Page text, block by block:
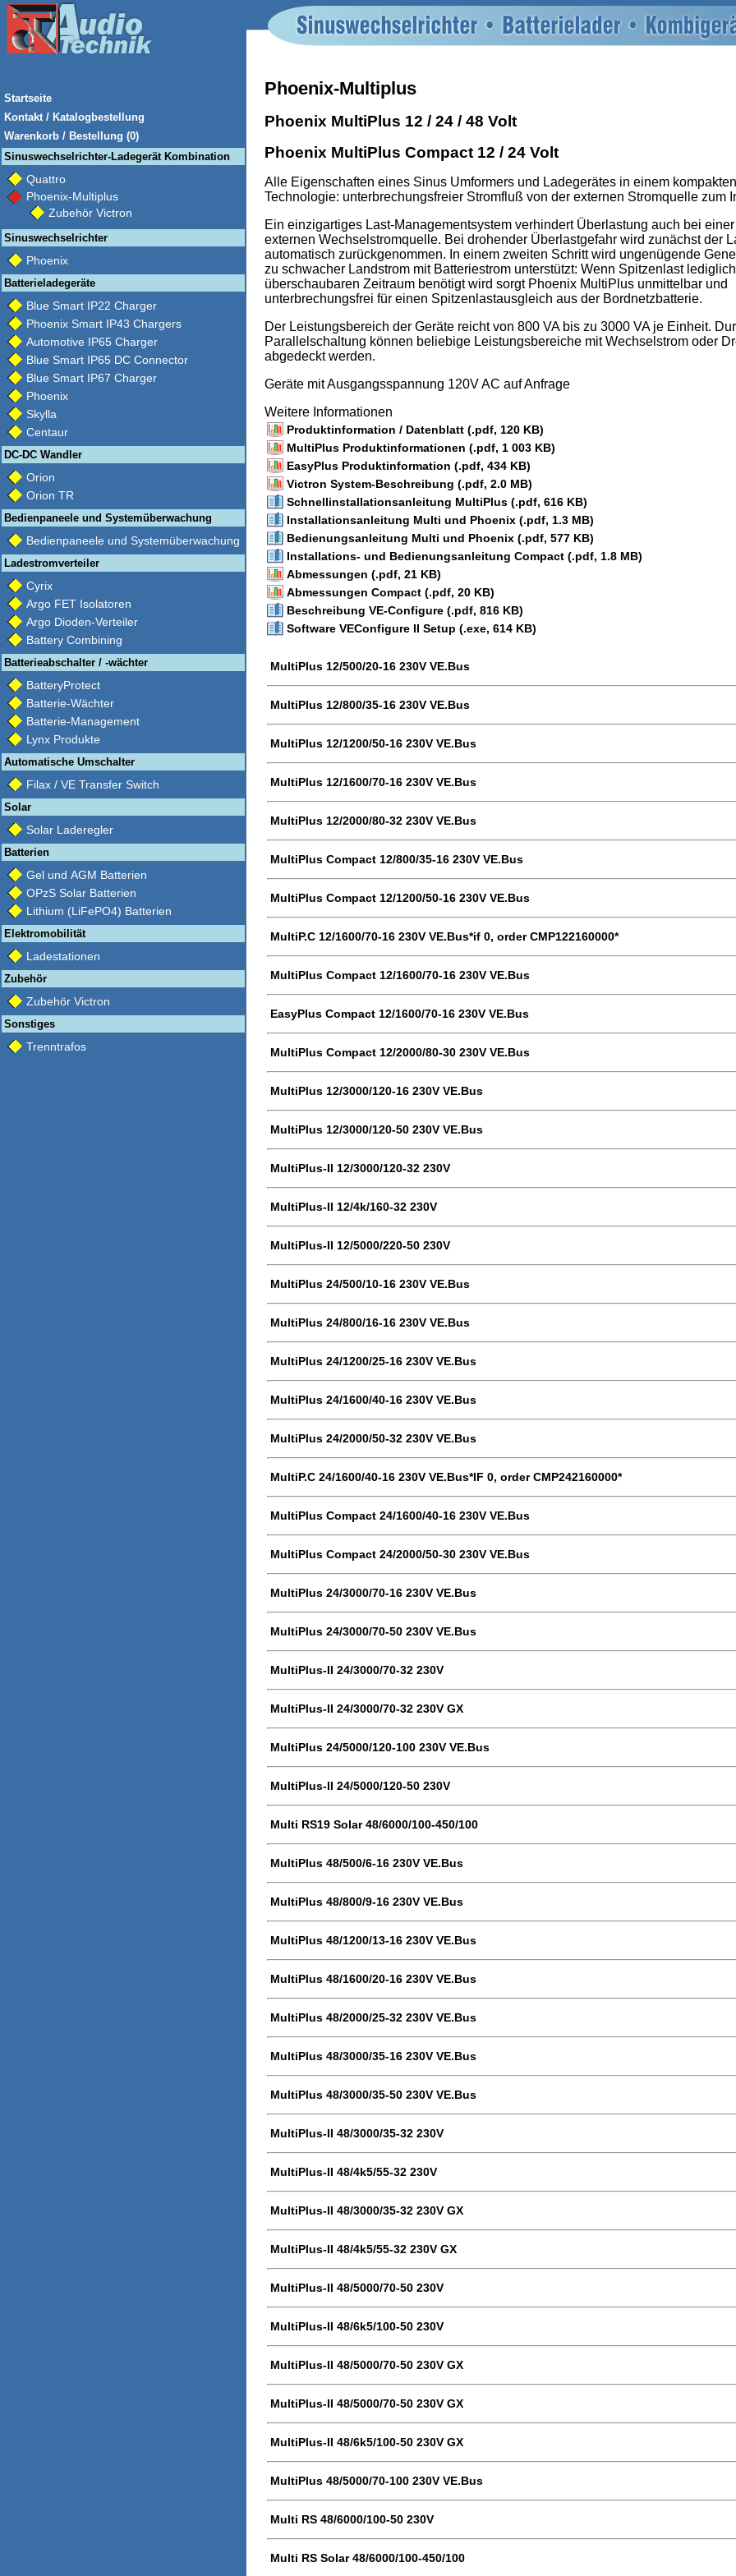
Startseite
Kontakt / Katalogbestellung
Warenkorb / Bestellung (0)
Sinuswechselrichter-Ladegerät Kombination
Quattro
Phoenix-Multiplus
Zubehör Victron
Sinuswechselrichter
Phoenix
Batterieladegeräte
Blue Smart IP22 Charger
Phoenix Smart IP43 Chargers
Automotive IP65 Charger
Blue Smart IP65 DC Connector
Blue Smart IP67 Charger
Phoenix
Skylla
Centaur
DC-DC Wandler
Orion
Orion TR
Bedienpaneele und Systemüberwachung
Bedienpaneele und Systemüberwachung
Ladestromverteiler
Cyrix
Argo FET Isolatoren
Argo Dioden-Verteiler
Battery Combining
Batterieabschalter / -wächter
BatteryProtect
Batterie-Wächter
Batterie-Management
Lynx Produkte
Automatische Umschalter
Filax / VE Transfer Switch
Solar
Solar Laderegler
Batterien
Gel und AGM Batterien
OPzS Solar Batterien
Lithium (LiFePO4) Batterien
Elektromobilität
Ladestationen
Zubehör
Zubehör Victron
Sonstiges
Trenntrafos
Phoenix-Multiplus
Phoenix MultiPlus 12 / 24 / 48 Volt
Phoenix MultiPlus Compact 12 / 24 Volt
Alle Eigenschaften eines Sinus Umformers und Ladegerätes in einem
Technologie: unterbrechungsfreier Stromfluß von der externen Stromquelle zum
Ein einzigartiges Last-Managementsystem verhindert Überlastung auch bei
externen Wechselstromquelle. Bei drohender Überlastgefahr wird zunächst der
automatisch zurückgenommen. In einem zweiten Schritt wird ungenügende
zu schwacher Landstrom mit Batteriestrom unterstützt: Wenn Spitzenlast
überschaubaren Zeitraum benötigt wird sorgt Phoenix MultiPlus unmittelbar und
unterbrechungsfrei für einen Spitzenlastausgleich aus der Bordnetzbatterie.
Der Leistungsbereich der Geräte reicht von 800 VA bis zu 3000 VA je Einheit.
Parallelschaltung können beliebige Leistungsbereiche mit Wechselstrom oder
abgedeckt werden.
Geräte mit Ausgangsspannung 120V AC auf Anfrage
Weitere Informationen
Produktinformation / Datenblatt (.pdf, 120 KB)
MultiPlus Produktinformationen (.pdf, 1 003 KB)
EasyPlus Produktinformation (.pdf, 434 KB)
Victron System-Beschreibung (.pdf, 2.0 MB)
Schnellinstallationsanleitung MultiPlus (.pdf, 616 KB)
Installationsanleitung Multi und Phoenix (.pdf, 1.3 MB)
Bedienungsanleitung Multi und Phoenix (.pdf, 577 KB)
Installations- und Bedienungsanleitung Compact (.pdf, 1.8 MB)
Abmessungen (.pdf, 21 KB)
Abmessungen Compact (.pdf, 20 KB)
Beschreibung VE-Configure (.pdf, 816 KB)
Software VEConfigure II Setup (.exe, 614 KB)
MultiPlus 12/500/20-16 230V VE.Bus
MultiPlus 12/800/35-16 230V VE.Bus
MultiPlus 12/1200/50-16 230V VE.Bus
MultiPlus 12/1600/70-16 230V VE.Bus
MultiPlus 12/2000/80-32 230V VE.Bus
MultiPlus Compact 12/800/35-16 230V VE.Bus
MultiPlus Compact 12/1200/50-16 230V VE.Bus
MultiP.C 12/1600/70-16 230V VE.Bus*if 0, order CMP122160000*
MultiPlus Compact 12/1600/70-16 230V VE.Bus
EasyPlus Compact 12/1600/70-16 230V VE.Bus
MultiPlus Compact 12/2000/80-30 230V VE.Bus
MultiPlus 12/3000/120-16 230V VE.Bus
MultiPlus 12/3000/120-50 230V VE.Bus
MultiPlus-II 12/3000/120-32 230V
MultiPlus-II 12/4k/160-32 230V
MultiPlus-II 12/5000/220-50 230V
MultiPlus 24/500/10-16 230V VE.Bus
MultiPlus 24/800/16-16 230V VE.Bus
MultiPlus 24/1200/25-16 230V VE.Bus
MultiPlus 24/1600/40-16 230V VE.Bus
MultiPlus 24/2000/50-32 230V VE.Bus
MultiP.C 24/1600/40-16 230V VE.Bus*IF 0, order CMP242160000*
MultiPlus Compact 24/1600/40-16 230V VE.Bus
MultiPlus Compact 24/2000/50-30 230V VE.Bus
MultiPlus 24/3000/70-16 230V VE.Bus
MultiPlus 24/3000/70-50 230V VE.Bus
MultiPlus-II 24/3000/70-32 230V
MultiPlus-II 24/3000/70-32 230V GX
MultiPlus 24/5000/120-100 230V VE.Bus
MultiPlus-II 24/5000/120-50 230V
Multi RS19 Solar 48/6000/100-450/100
MultiPlus 48/500/6-16 230V VE.Bus
MultiPlus 48/800/9-16 230V VE.Bus
MultiPlus 48/1200/13-16 230V VE.Bus
MultiPlus 48/1600/20-16 230V VE.Bus
MultiPlus 48/2000/25-32 230V VE.Bus
MultiPlus 48/3000/35-16 230V VE.Bus
MultiPlus 48/3000/35-50 230V VE.Bus
MultiPlus-II 48/3000/35-32 230V
MultiPlus-II 48/4k5/55-32 230V
MultiPlus-II 48/3000/35-32 230V GX
MultiPlus-II 48/4k5/55-32 230V GX
MultiPlus-II 48/5000/70-50 230V
MultiPlus-II 48/6k5/100-50 230V
MultiPlus-II 48/5000/70-50 230V GX
MultiPlus-II 48/5000/70-50 230V GX
MultiPlus-II 48/6k5/100-50 230V GX
MultiPlus 48/5000/70-100 230V VE.Bus
Multi RS 48/6000/100-50 230V
Multi RS Solar 48/6000/100-450/100